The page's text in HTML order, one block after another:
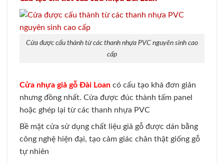
Cửa được cấu thành từ các thanh nhựa PVC nguyên sinh cao
cấp
Cửa nhựa giả gỗ Đài Loan có cấu tạo khá đơn giản
nhưng đồng nhất. Cửa được đúc thành tấm panel
hoặc ghép lại từ các thanh nhựa PVC
Bề mặt cửa sử dụng chất liệu giả gỗ được dán bằng
công nghệ hiện đại, tạo cảm giác chân thật giống gỗ
tự nhiên